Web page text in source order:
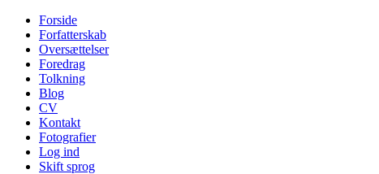
Forside
Forfatterskab
Oversættelser
Foredrag
Tolkning
Blog
CV
Kontakt
Fotografier
Log ind
Skift sprog